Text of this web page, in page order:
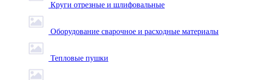
Круги отрезные и шлифовальные
Оборудование сварочное и расходные материалы
Тепловые пушки